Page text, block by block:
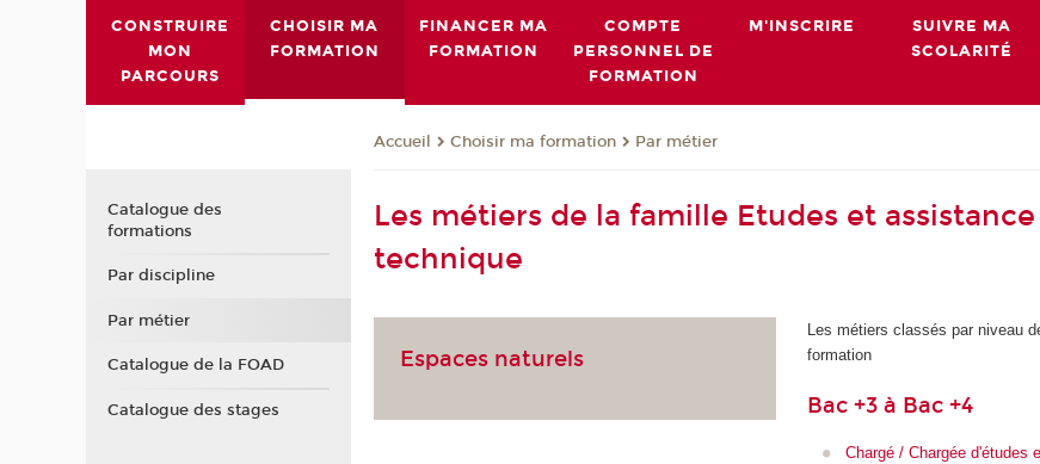
CONSTRUIRE
MON
PARCOURS
CHOISIR MA
FORMATION
FINANCER MA
FORMATION
COMPTE
PERSONNEL DE
FORMATION
M'INSCRIRE
SUIVRE MA
SCOLARITÉ
Accueil Choisir ma formation Par métier
Les métiers de la famille Etudes et assistance
technique
Espaces naturels
Les métiers classés par niveau
formation
Bac +3 à Bac +4
Chargé / Chargée d'études
Catalogue des
formations
Par discipline
Par métier
Catalogue de la FOAD
Catalogue des stages